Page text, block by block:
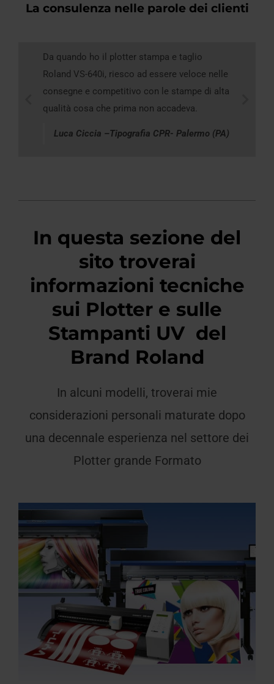
La consulenza nelle parole dei clienti
Da quando ho il plotter stampa e taglio
Roland VS-640i, riesco ad essere veloce nelle
consegne e competitivo con le stampe di alta
qualità cosa che prima non accadeva.
Luca Ciccia –Tipografia CPR- Palermo (PA)
In questa sezione del
sito troverai
informazioni tecniche
sui Plotter e sulle
Stampanti UV del
Brand Roland
In alcuni modelli, troverai mie
considerazioni personali maturate dopo
una decennale esperienza nel settore dei
Plotter grande Formato